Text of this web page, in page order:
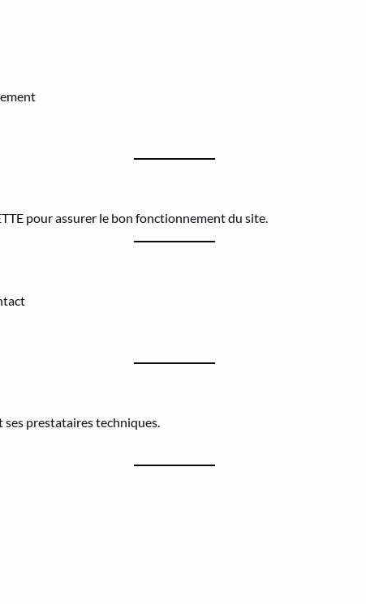
pour assurer le bon fonctionnement du site.
ses prestataires techniques.